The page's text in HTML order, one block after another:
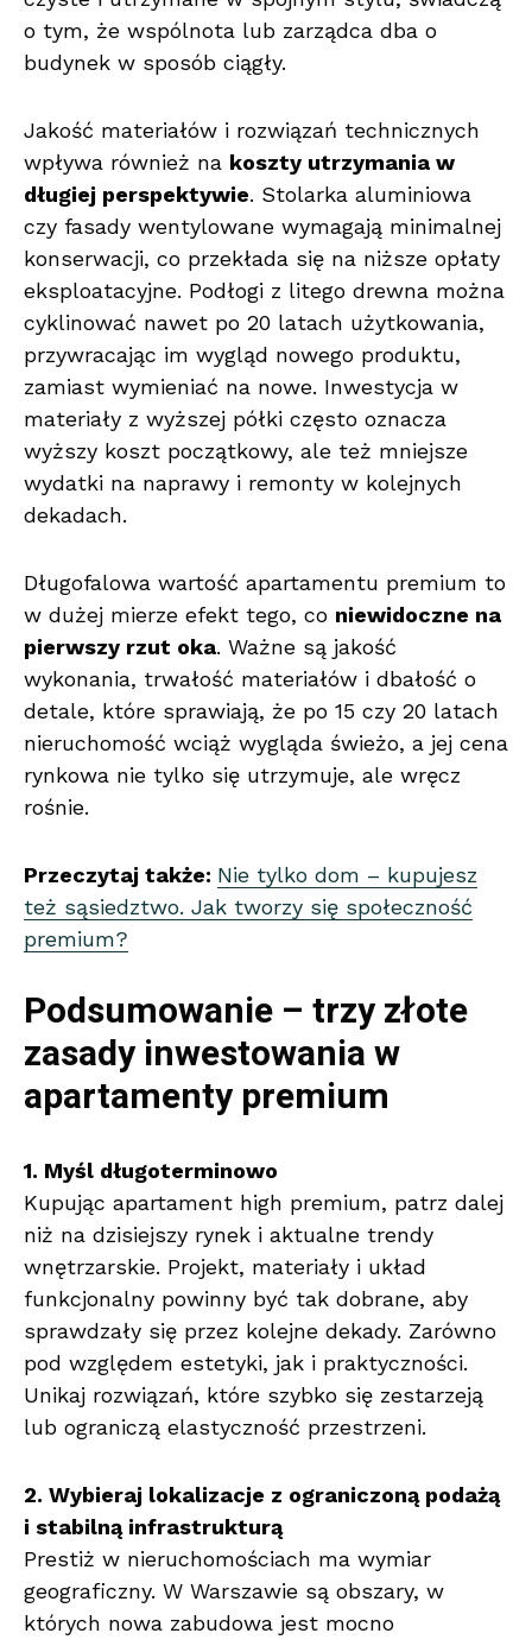
o tym, że wspólnota lub zarządca dba o
budynek w sposób ciągły.
Jakość materiałów i rozwiązań technicznych
wpływa również na koszty utrzymania w
długiej perspektywie. Stolarka aluminiowa
czy fasady wentylowane wymagają minimalnej
konserwacji, co przekłada się na niższe opłaty
eksploatacyjne. Podłogi z litego drewna można
cyklinować nawet po 20 latach użytkowania,
przywracając im wygląd nowego produktu,
zamiast wymieniać na nowe. Inwestycja w
materiały z wyższej półki często oznacza
wyższy koszt początkowy, ale też mniejsze
wydatki na naprawy i remonty w kolejnych
dekadach.
Długofalowa wartość apartamentu premium to
w dużej mierze efekt tego, co niewidoczne na
pierwszy rzut oka. Ważne są jakość
wykonania, trwałość materiałów i dbałość o
detale, które sprawiają, że po 15 czy 20 latach
nieruchomość wciąż wygląda świeżo, a jej cena
rynkowa nie tylko się utrzymuje, ale wręcz
rośnie.
Przeczytaj także: Nie tylko dom – kupujesz
też sąsiedztwo. Jak tworzy się społeczność
premium?
Podsumowanie – trzy złote
zasady inwestowania w
apartamenty premium
1. Myśl długoterminowo
Kupując apartament high premium, patrz dalej
niż na dzisiejszy rynek i aktualne trendy
wnętrzarskie. Projekt, materiały i układ
funkcjonalny powinny być tak dobrane, aby
sprawdzały się przez kolejne dekady. Zarówno
pod względem estetyki, jak i praktyczności.
Unikaj rozwiązań, które szybko się zestarzeją
lub ograniczą elastyczność przestrzeni.
2. Wybieraj lokalizacje z ograniczoną podażą
i stabilną infrastrukturą
Prestiż w nieruchomościach ma wymiar
geograficzny. W Warszawie są obszary, w
których nowa zabudowa jest mocno